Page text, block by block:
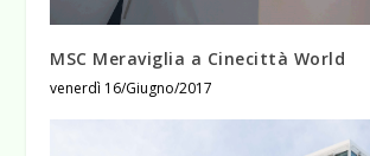
MSC Meraviglia a Cinecittà World
venerdì 16/Giugno/2017